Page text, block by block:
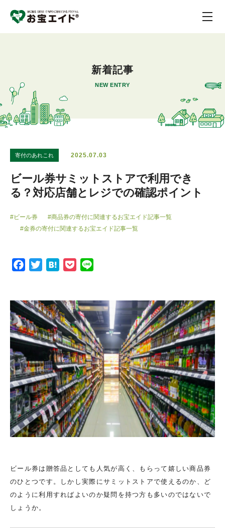
新着記事
NEW ENTRY
寄付のあれこれ 2025.07.03
ビール券サミットストアで利用でき
る？対応店舗とレジでの確認ポイント
#ビール券
#商品券の寄付に関連するお宝エイド記事一覧
#金券の寄付に関連するお宝エイド記事一覧
e
b
o
o
k
t
t
e
r
e
n
a
k
e
t
e
ビール券は贈答品としても人気が高く、もらって嬉しい商品券
のひとつです。しかし実際にサミットストアで使えるのか、ど
のように利用すればよいのか疑問を持つ方も多いのではないで
しょうか。